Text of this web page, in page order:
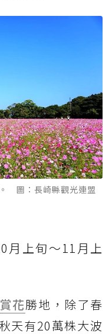
圖：長崎縣觀光連盟
月上旬～11月上
賞花勝地，除了春
天有20萬株大波